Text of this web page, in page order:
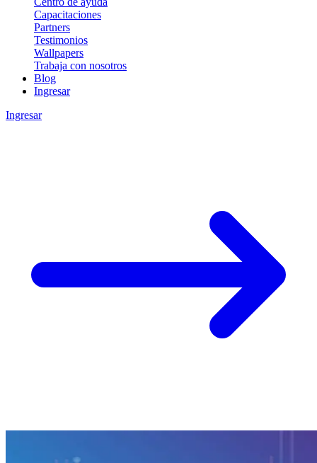
Capacitaciones
Partners
Testimonios
Wallpapers
Trabaja con nosotros
Blog
Ingresar
Ingresar